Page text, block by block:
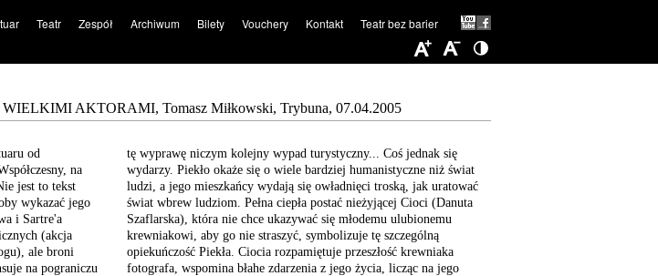
Teatr Zespół Archiwum Bilety Vouchery Kontakt Teatr bez barier
AKTORAMI, Tomasz Miłkowski, Trybuna, 07.04.2005
od
na
jest to tekst
wykazać jego
i Sartre'a
(akcja
ale broni
na pograniczu
tę wyprawę niczym kolejny wypad turystyczny... Coś jednak się
wydarzy. Piekło okaże się o wiele bardziej humanistyczne niż świat
ludzi, a jego mieszkańcy wydają się owładnięci troską, jak uratować
świat wbrew ludziom. Pełna ciepła postać nieżyjącej Cioci (Danuta
Szaflarska), która nie chce ukazywać się młodemu ulubionemu
krewniakowi, aby go nie straszyć, symbolizuje tę szczególną
opiekuńczość Piekła. Ciocia rozpamiętuje przeszłość krewniaka
fotografa, wspomina błahe zdarzenia z jego życia, licząc na jego